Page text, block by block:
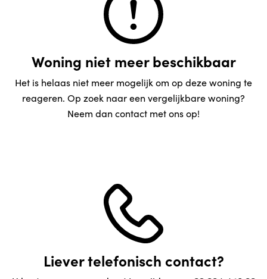
Woning niet meer beschikbaar
Het is helaas niet meer mogelijk om op deze woning te
reageren. Op zoek naar een vergelijkbare woning?
Neem dan contact met ons op!
Liever telefonisch contact?